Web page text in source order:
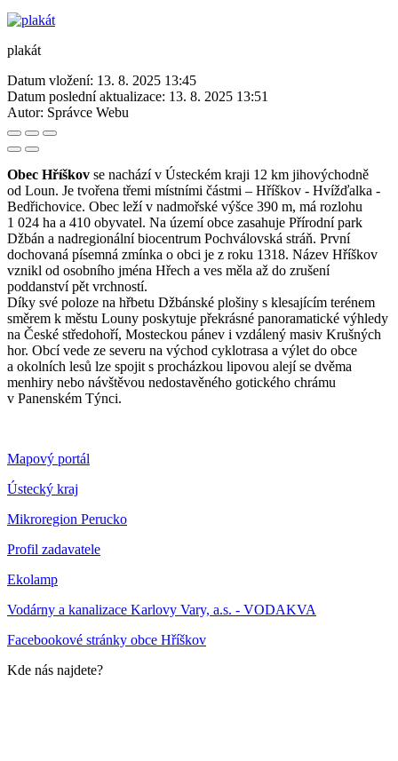
plakát
Datum vložení: 13. 8. 2025 13:45
Datum poslední aktualizace: 13. 8. 2025 13:51
Autor: Správce Webu
Obec Hříškov se nachází v Ústeckém kraji 12 km jihovýchodně
od Loun. Je tvořena třemi místními částmi – Hříškov - Hvížďalka -
Bedřichovice. Obec leží v nadmořské výšce 390 m, má rozlohu
1 024 ha a 410 obyvatel. Na území obce zasahuje Přírodní park
Džbán a nadregionální biocentrum Pochválovská stráň. První
dochovaná písemná zmínka o obci je z roku 1318. Název Hříškov
vznikl od osobního jména Hřech a ves měla až do zrušení
poddanství pět vrchností.
Díky své poloze na hřbetu Džbánské plošiny s klesajícím terénem
směrem k městu Louny poskytuje překrásné panoramatické výhledy
na České středohoří, Mosteckou pánev i vzdálený masiv Krušných
hor. Obcí vede ze severu na východ cyklotrasa a výlet do obce
a okolních lesů lze spojit s procházkou lipovou alejí se dvěma
menhiry nebo návštěvou nedostavěného gotického chrámu
v Panenském Týnci.
Mapový portál
Ústecký kraj
Mikroregion Perucko
Profil zadavatele
Ekolamp
Vodárny a kanalizace Karlovy Vary, a.s. - VODAKVA
Facebookové stránky obce Hříškov
Kde nás najdete?